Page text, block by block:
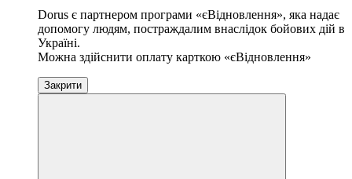
Dorus є партнером програми «єВідновлення», яка надає
допомогу людям, постраждалим внаслідок бойових дій в
Україні.
Можна здійснити оплату карткою «єВідновлення»
Закрити